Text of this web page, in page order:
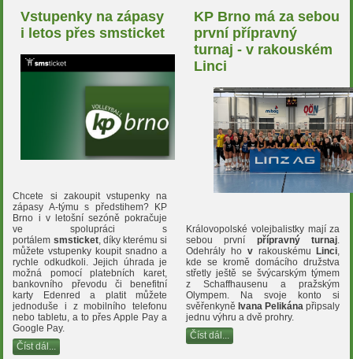
Vstupenky na zápasy
i letos přes smsticket
Chcete si zakoupit vstupenky na
zápasy A-týmu s předstihem? KP
Brno i v letošní sezóně pokračuje
ve spolupráci s
portálem smsticket, díky kterému si
můžete vstupenky koupit snadno a
rychle odkudkoli. Jejich úhrada je
možná pomocí platebních karet,
bankovního převodu či benefitní
karty Edenred a platit můžete
jednoduše i z mobilního telefonu
nebo tabletu, a to přes Apple Pay a
Google Pay.
Číst dál...
KP Brno má za sebou
první přípravný
turnaj - v rakouském
Linci
Královopolské volejbalistky mají za
sebou první přípravný turnaj
Odehrály ho vrakouskémuLinci
kde se kromě domácího družstva
střetly ještě se švýcarským týmem
z Schaffhausenu a pražským
Olympem. Na svoje konto si
svěřenkyněIvana Pelikána připsaly
jednu výhru a dvě prohry.
Číst dál...